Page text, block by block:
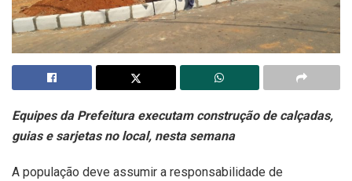
Equipes da Prefeitura executam construção de calçadas,
guias e sarjetas no local, nesta semana
A população deve assumir a responsabilidade de